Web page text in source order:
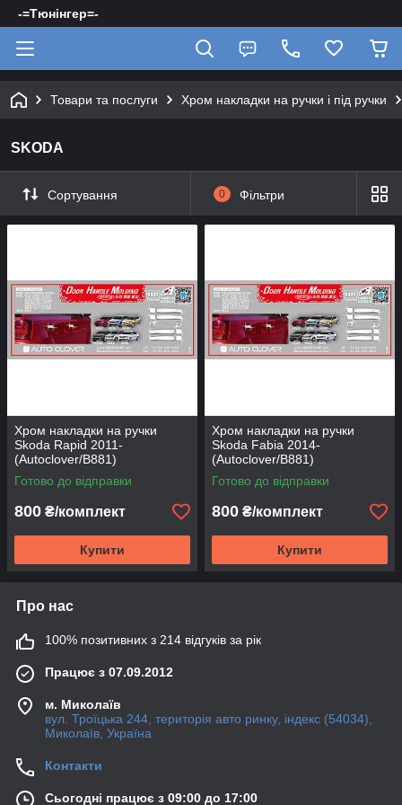
-=Тюнінгер=-
Товари та послуги Хром накладки на ручки і під ручки
SKODA
Сортування 0 Фільтри
Хром накладки на ручки
Skoda Rapid 2011-
(Autoclover/B881)
Готово до відправки
800 ₴/комплект
Купити
Хром накладки на ручки
Skoda Fabia 2014-
(Autoclover/B881)
Готово до відправки
800 ₴/комплект
Купити
Про нас
100% позитивних з 214 відгуків за рік
Працює з 07.09.2012
м. Миколаїв
вул. Троїцька 244, територія авто ринку, індекс (54034),
Миколаїв, Україна
Контакти
Сьогодні працює з 09:00 до 17:00